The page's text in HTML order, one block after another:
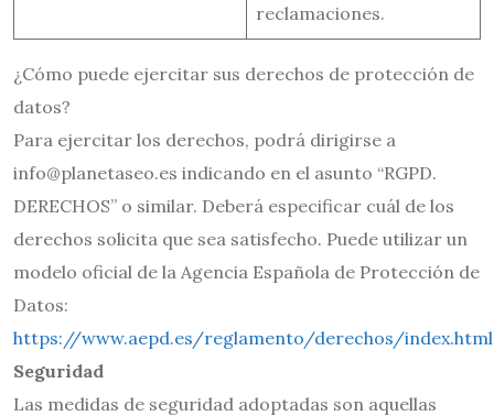
reclamaciones.
¿Cómo puede ejercitar sus derechos de protección de
datos?
Para ejercitar los derechos, podrá dirigirse a
info@planetaseo.es indicando en el asunto “RGPD.
DERECHOS” o similar. Deberá especificar cuál de los
derechos solicita que sea satisfecho. Puede utilizar un
modelo oficial de la Agencia Española de Protección de
Datos:
https://www.aepd.es/reglamento/derechos/index.html
Seguridad
Las medidas de seguridad adoptadas son aquellas